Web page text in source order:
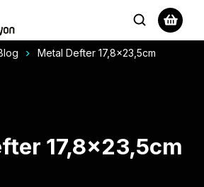
Metal Defter 17,8x23,5cm
17,8×23,5cm